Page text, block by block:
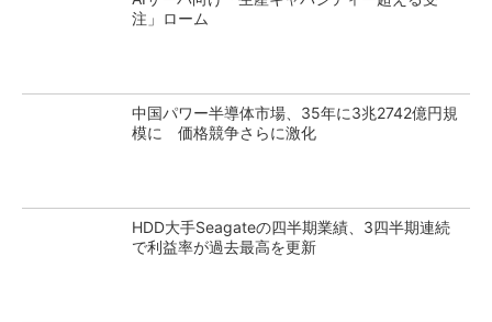
注」ローム
中国パワー半導体市場、35年に3兆2742億円規
模に 価格競争さらに激化
HDD大手Seagateの四半期業績、3四半期連続
で利益率が過去最高を更新